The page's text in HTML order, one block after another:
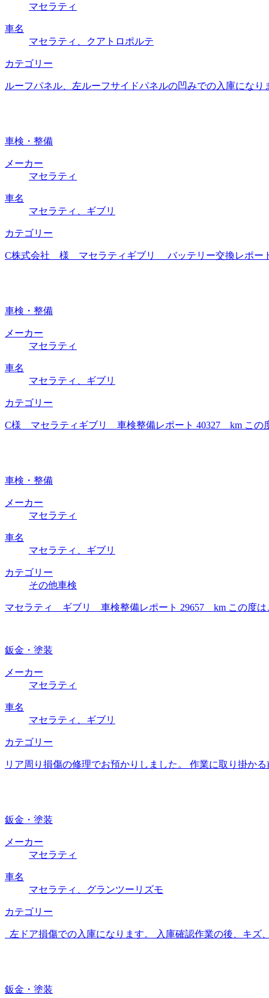
マセラティ
車名
マセラティ、クアトロポルテ
カテゴリー
ルーフパネル、左ルーフサイドパネルの凹みでの入庫にな
車検・整備
メーカー
マセラティ
車名
マセラティ、ギブリ
カテゴリー
C株式会社 様 マセラティギブリ バッテリー交換レポー
車検・整備
メーカー
マセラティ
車名
マセラティ、ギブリ
カテゴリー
C様 マセラティギブリ 車検整備レポート 40327 km この
車検・整備
メーカー
マセラティ
車名
マセラティ、ギブリ
カテゴリー
その他車検
マセラティ ギブリ 車検整備レポート 29657 km この度は
鈑金・塗装
メーカー
マセラティ
車名
マセラティ、ギブリ
カテゴリー
リア周り損傷の修理でお預かりしました。 作業に取り掛か
鈑金・塗装
メーカー
マセラティ
車名
マセラティ、グランツーリズモ
カテゴリー
左ドア損傷での入庫になります。 入庫確認作業の後、キ
鈑金・塗装